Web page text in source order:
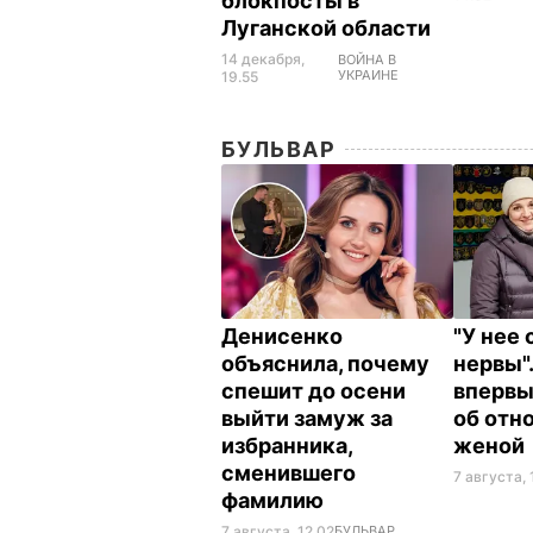
Луганской области
14 декабря,
19.55
ВОЙНА В
УКРАИНЕ
БУЛЬВАР
Денисенко
объяснила, почему
спешит до осени
выйти замуж за
избранника,
сменившего
фамилию
"У нее
об
женой
7 августа,